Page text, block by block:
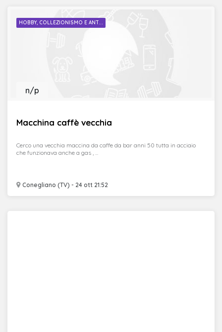
HOBBY, COLLEZIONISMO E ANT...
Macchina caffè vecchia
Conegliano (TV) - 24 ott 21:52
n/p
Cerco una vecchia maccina da caffe da bar anni 50 tutta in acciaio
che funzionava anche a gas , ...